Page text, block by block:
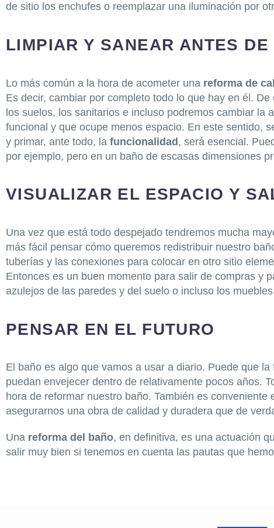
de sitio los enchufes o reemplazar una iluminación por
LIMPIAR Y SANEAR ANTES DE
Lo más común a la hora de acometer una reforma de
Es decir, cambiar por completo todo lo que hay en él.
los suelos, los sanitarios e incluso podremos cambiar la
funcional y que ocupe menos espacio. En este sentido,
y primar, ante todo, la funcionalidad, será esencial.
por ejemplo, pero en un baño de escasas dimensiones
VISUALIZAR EL ESPACIO Y
Una vez que está todo despejado tendremos mucha
más fácil pensar cómo queremos redistribuir nuestro
tuberías y las conexiones para colocar en otro sitio
Entonces es un buen momento para salir de compras y
azulejos de las paredes y del suelo o incluso los
PENSAR EN EL FUTURO
El baño es algo que vamos a usar a diario. Puede que
puedan envejecer dentro de relativamente pocos años.
hora de reformar nuestro baño. También es conveniente
asegurarnos una obra de calidad y duradera que de
Una reforma del baño, en definitiva, es una actuación
salir muy bien si tenemos en cuenta las pautas que